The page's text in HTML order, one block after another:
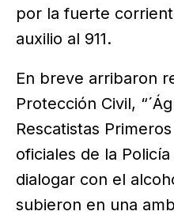
por la fuerte
auxilio al 911.
En breve arribaron
Protección Civil,
Rescatistas
oficiales de la
dialogar con el
subieron en una